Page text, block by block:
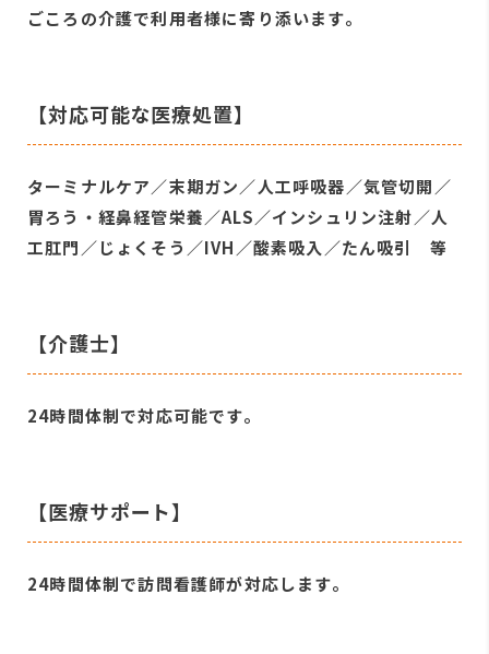
ごころの介護で利用者様に寄り添います。
【対応可能な医療処置】
ターミナルケア／末期ガン／人工呼吸器／気管切開／
胃ろう・経鼻経管栄養／ALS／インシュリン注射／人
工肛門／じょくそう／IVH／酸素吸入／たん吸引 等
【介護士】
24時間体制で対応可能です。
【医療サポート】
24時間体制で訪問看護師が対応します。